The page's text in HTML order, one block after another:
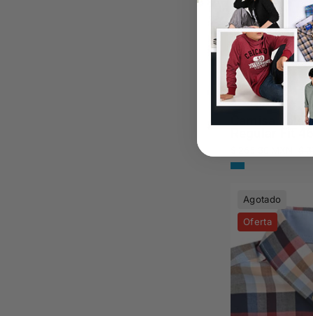
Camisa
Agotado
Oferta